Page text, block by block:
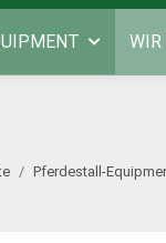
WIR
Pferdestall-